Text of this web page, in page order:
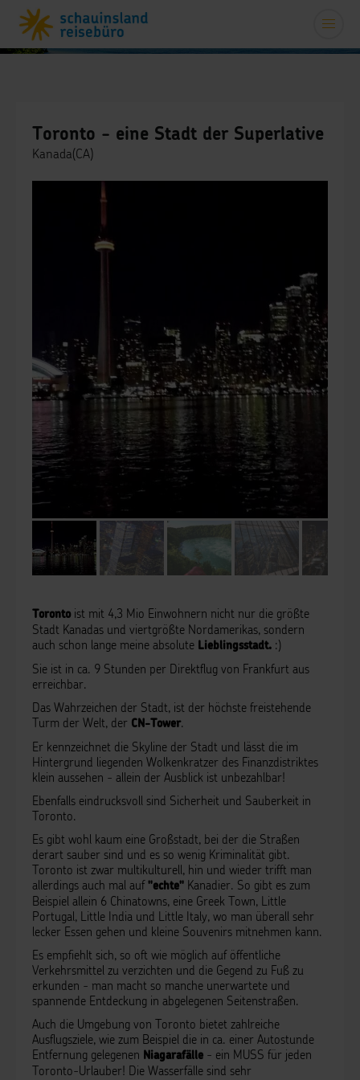
Toronto - eine Stadt der Superlative
Kanada(CA)
Toronto ist mit 4,3 Mio Einwohnern nicht nur die größte
Stadt Kanadas und viertgrößte Nordamerikas, sondern
auch schon lange meine absolute Lieblingsstadt. :)
Sie ist in ca. 9 Stunden per Direktflug von Frankfurt aus
erreichbar.
Das Wahrzeichen der Stadt, ist der höchste freistehende
Turm der Welt, der CN-Tower.
Er kennzeichnet die Skyline der Stadt und lässt die im
Hintergrund liegenden Wolkenkratzer des Finanzdistriktes
klein aussehen - allein der Ausblick ist unbezahlbar!
Ebenfalls eindrucksvoll sind Sicherheit und Sauberkeit in
Toronto.
Es gibt wohl kaum eine Großstadt, bei der die Straßen
derart sauber sind und es so wenig Kriminalität gibt.
Toronto ist zwar multikulturell, hin und wieder trifft man
allerdings auch mal auf "echte" Kanadier. So gibt es zum
Beispiel allein 6 Chinatowns, eine Greek Town, Little
Portugal, Little India und Little Italy, wo man überall sehr
lecker Essen gehen und kleine Souvenirs mitnehmen kann.
Es empfiehlt sich, so oft wie möglich auf öffentliche
Verkehrsmittel zu verzichten und die Gegend zu Fuß zu
erkunden - man macht so manche unerwartete und
spannende Entdeckung in abgelegenen Seitenstraßen.
Auch die Umgebung von Toronto bietet zahlreiche
Ausflugsziele, wie zum Beispiel die in ca. einer Autostunde
Entfernung gelegenen Niagarafälle - ein MUSS für jeden
Toronto-Urlauber! Die Wasserfälle sind sehr